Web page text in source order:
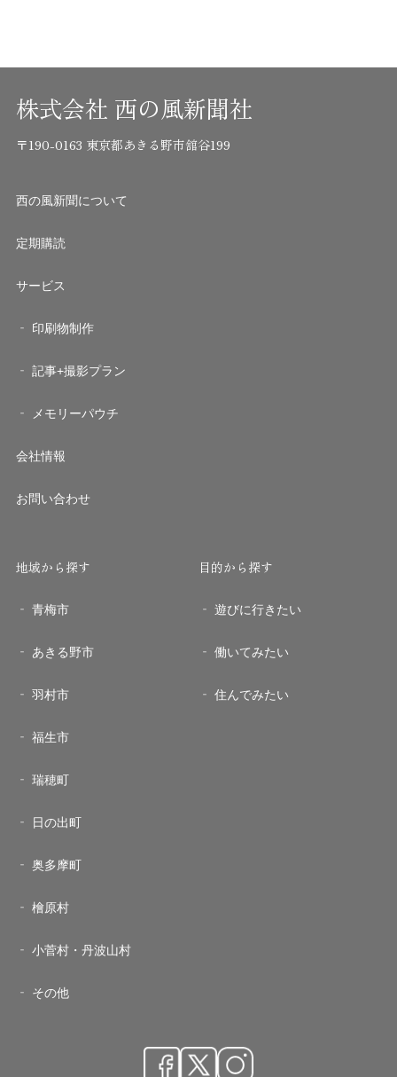
株式会社 西の風新聞社
〒190-0163 東京都あきる野市舘谷199
西の風新聞について
定期購読
サービス
印刷物制作
記事+撮影プラン
メモリーパウチ
会社情報
お問い合わせ
地域から探す
青梅市
あきる野市
羽村市
福生市
瑞穂町
日の出町
奥多摩町
檜原村
小菅村・丹波山村
その他
目的から探す
遊びに行きたい
働いてみたい
住んでみたい